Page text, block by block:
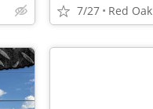
7/27 Red Oak